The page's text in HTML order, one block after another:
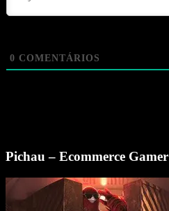
0 COMENTÁRIOS
Pichau – Ecommerce Gamer